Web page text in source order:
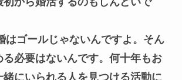
はゴールじゃないんですよ。そん
必要はないんです。何十年もお
にいられる人を見つける活動に